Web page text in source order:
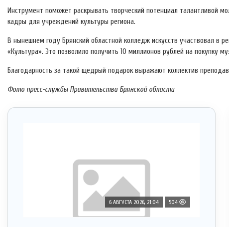
Инструмент поможет раскрывать творческий потенциал талантливой
кадры для учреждений культуры региона.
В нынешнем году Брянский областной колледж искусств участвовал в
«Культура». Это позволило получить 10 миллионов рублей на покупку
Благодарность за такой щедрый подарок выражают коллектив
Фото пресс-службы Правительства Брянской области
6 АВГУСТА 2026, 21:04 504